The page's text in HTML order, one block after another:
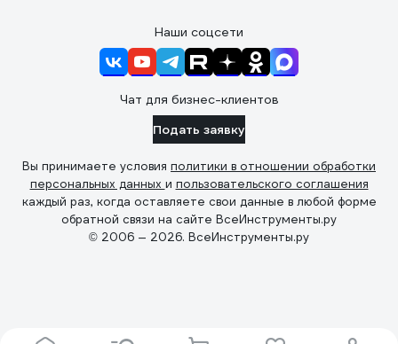
Наши соцсети
Чат для бизнес-клиентов
Подать заявку
Вы принимаете условия политики в отношении обработки
персональных данных и пользовательского соглашения
каждый раз, когда оставляете свои данные в любой форме
обратной связи на сайте ВсеИнструменты.ру
© 2006 — 2026. ВсеИнструменты.ру